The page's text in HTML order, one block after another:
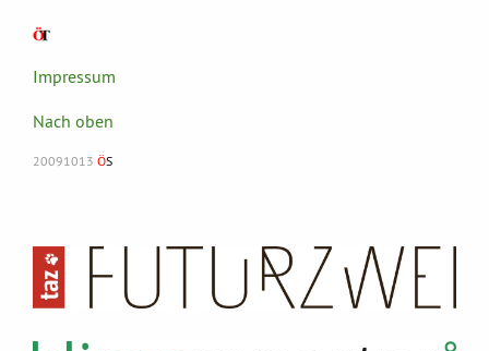
Impressum
Nach oben
20091013 ÖS